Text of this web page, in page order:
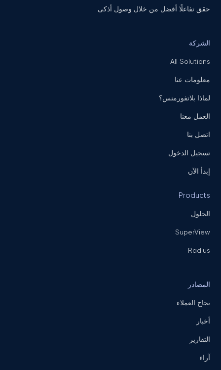
حقق تفاعلًا أفضل من خلال وصول أذكى
الشركة
All Solutions
معلومات عنا
لماذا بلاتفورمنس؟
العمل معنا
اتصل بنا
تسجيل الدخول
إبدأ الآن
Products
الحلول
SuperView
Radius
المصادر
نجاح العملاء
أخبار
التقارير
آراء